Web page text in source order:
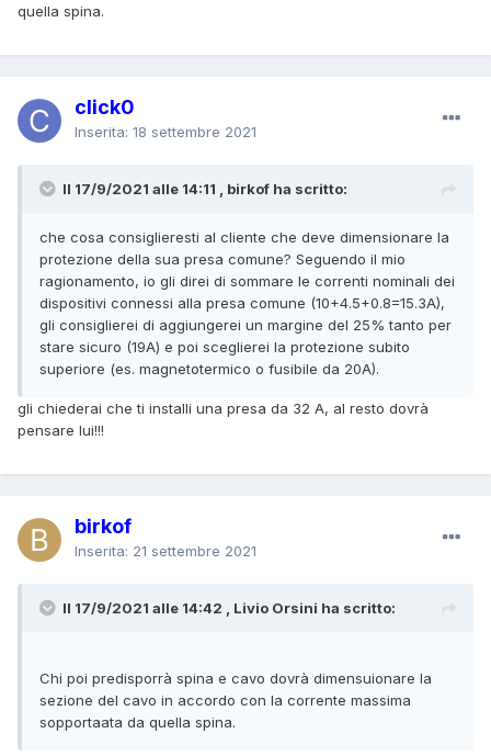
quella spina.
click0
Inserita: 18 settembre 2021
Il 17/9/2021 alle 14:11 , birkof ha scritto:
che cosa consiglieresti al cliente che deve dimensionare la
protezione della sua presa comune? Seguendo il mio
ragionamento, io gli direi di sommare le correnti nominali dei
dispositivi connessi alla presa comune (10+4.5+0.8=15.3A),
gli consiglierei di aggiungerei un margine del 25% tanto per
stare sicuro (19A) e poi sceglierei la protezione subito
superiore (es. magnetotermico o fusibile da 20A).
gli chiederai che ti installi una presa da 32 A, al resto dovrà
pensare lui!!!
birkof
Inserita: 21 settembre 2021
Il 17/9/2021 alle 14:42 , Livio Orsini ha scritto:
Chi poi predisporrà spina e cavo dovrà dimensuionare la
sezione del cavo in accordo con la corrente massima
sopportaata da quella spina.